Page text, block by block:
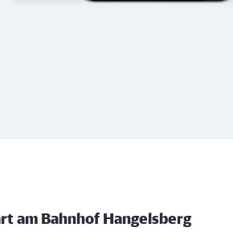
am Bahnhof Hangelsberg